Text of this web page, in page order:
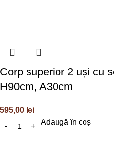
Corp superior 2 uși cu
H90cm, A30cm
595,00 lei
Adaugă în coș